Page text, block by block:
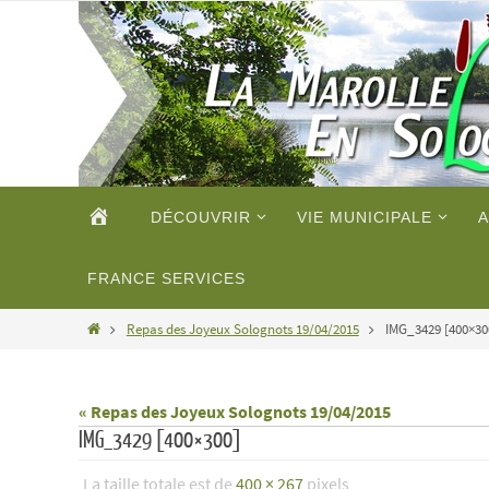
ACCUEILDÉCOUVRIR VIE MUNICIPALE
FRANCE SERVICES
HomeRepas des Joyeux Solognots 19/04/2015 IMG_3429
« Repas des Joyeux Solognots 19/04/2015
IMG_3429 [400×300]
La taille totale est de 400 × 267 pixels